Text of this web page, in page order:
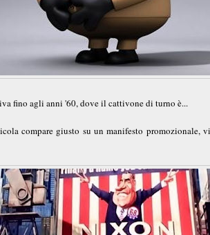
fino agli anni '60, dove il cattivone di turno è...
compare giusto su un manifesto